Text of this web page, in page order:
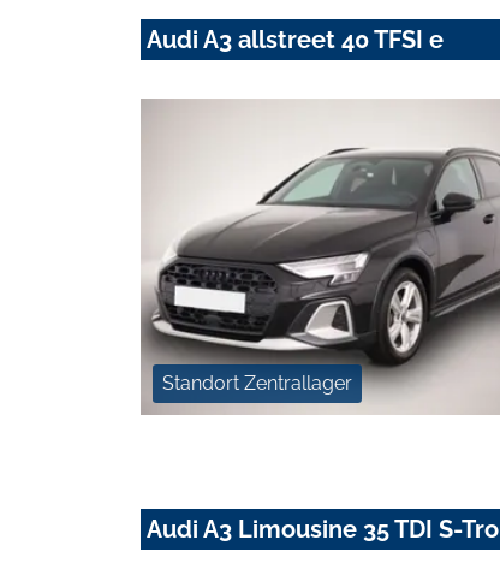
Audi A3 allstreet 40 TFSI e
Standort Zentrallager
Audi A3 Limousine 35 TDI S-